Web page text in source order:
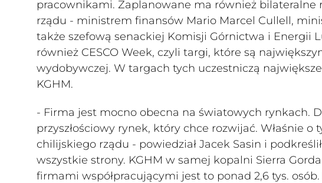
pracownikami. Zaplanowane ma również
rządu - ministrem finansów Mario Marcel Cullell,
także szefową senackiej Komisji Górnictwa i Energii
również CESCO Week, czyli targi, które są
wydobywczej. W targach tych uczestniczą
KGHM.
- Firma jest mocno obecna na światowych rynkach.
przyszłościowy rynek, który chce rozwijać. Właśnie
chilijskiego rządu - powiedział Jacek Sasin i
wszystkie strony. KGHM w samej kopalni Sierra
firmami współpracującymi jest to ponad 2,6 tys.